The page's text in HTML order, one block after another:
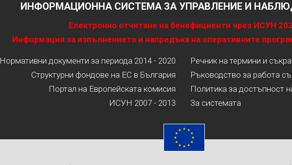
ИНФОРМАЦИОННА СИСТЕМА ЗА УПРАВЛЕНИЕ И
Електронно отчитане на бенефициенти чрез ИСУН
Информация за изпълнението и напредъка на оперативните
Нормативни документи за периода 2014 - 2020
Структурни фондове на ЕС в България
Портал на Европейската комисия
ИСУН 2007 - 2013
Речник на термини и
Ръководство за работа
Политика за достъпност
За системата